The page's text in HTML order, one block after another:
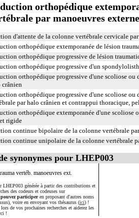
orthopédique
par manoeuvres
d'attente de la colonne vertébrale cervicale
orthopédique extemporanée de lésion
orthopédique progressive de lésion
orthopédique progressive d'un
orthopédique progressive d'une scoliose
crânien
orthopédique progressive d'une scoliose
par halo crânien et contrappui thoracique,
orthopédique extemporanée d'une scoliose
rigide
continue bipolaire de la colonne vertébrale
continue unipolaire de la colonne vertébrale
synonymes pour LHEP003
vertéb. manoeuvres ext.
LHEP003 générée à partir des contributions et
des codeurs et codeuses sur
pouvez participeren proposant d'autres noms
voire en envoyant vos thésaurus (ici) !
de vos prochaines recherches et aiderez les
!